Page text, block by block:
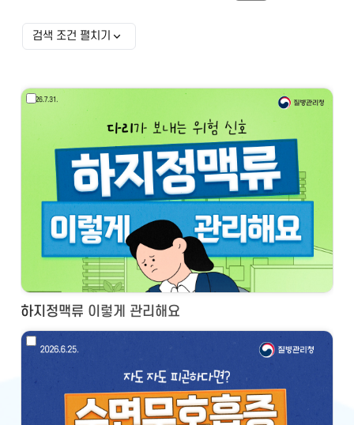
검색 조건 선택
검색 조건 펼치기
하지정맥류 이렇게 관리해요